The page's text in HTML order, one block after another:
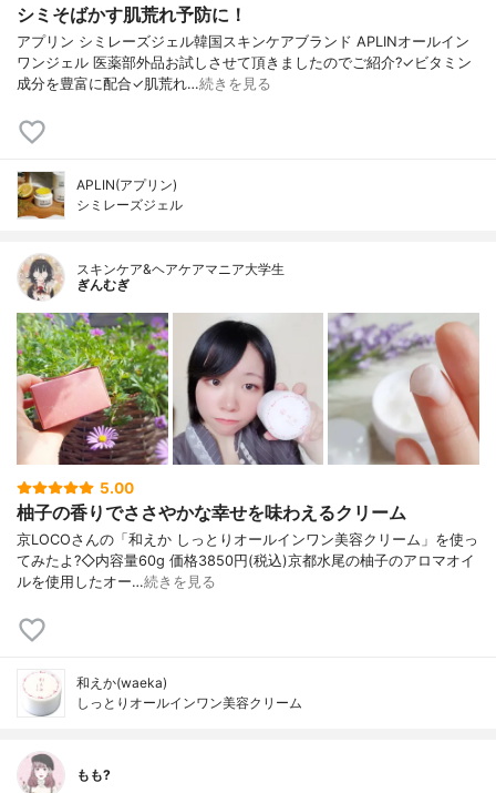
シミそばかす肌荒れ予防に！
アプリン シミレーズジェル韓国スキンケアブランド APLINオールイン
ワンジェル 医薬部外品お試しさせて頂きましたのでご紹介?✓ビタミン
成分を豊富に配合✓肌荒れ…続きを見る
APLIN(アプリン)
シミレーズジェル
スキンケア&ヘアケアマニア大学生
ぎんむぎ
5.00
柚子の香りでささやかな幸せを味わえるクリーム
京LOCOさんの「和えか しっとりオールインワン美容クリーム」を使っ
てみたよ?◇内容量60g 価格3850円(税込)京都水尾の柚子のアロマオイ
ルを使用したオー…続きを見る
和えか(waeka)
しっとりオールインワン美容クリーム
もも?